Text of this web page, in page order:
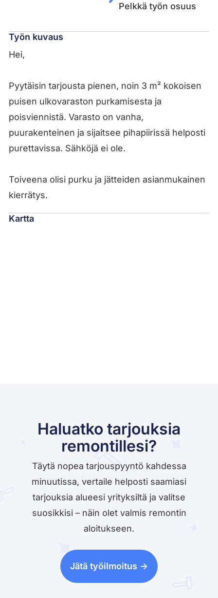
Pelkkä työn osuus
Työn kuvaus
Hei,
Pyytäisin tarjousta pienen, noin 3 m² kokoisen
puisen ulkovaraston purkamisesta ja
poisviennistä. Varasto on vanha,
puurakenteinen ja sijaitsee pihapiirissä helposti
purettavissa. Sähköjä ei ole.
Toiveena olisi purku ja jätteiden asianmukainen
kierrätys.
Kartta
Haluatko tarjouksia
remontillesi?
Täytä nopea tarjouspyyntö kahdessa
minuutissa, vertaile helposti saamiasi
tarjouksia alueesi yrityksiltä ja valitse
suosikkisi – näin olet valmis remontin
aloitukseen.
Jätä työilmoitus ->